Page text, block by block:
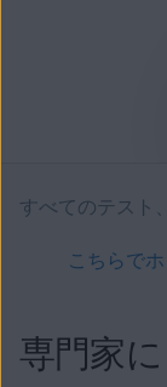
すべてのテスト
こちらで
専門家